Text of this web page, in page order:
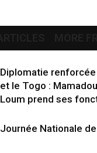
Diplomatie
et le Togo :
Loum prend ses
Journée Nationale